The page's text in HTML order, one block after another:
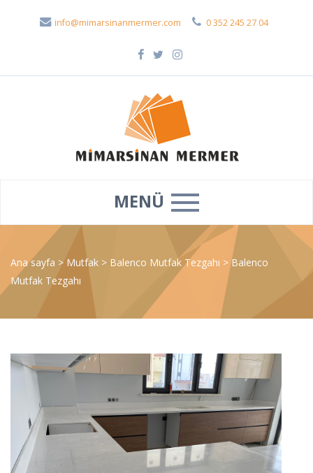
info@mimarsinanmermer.com 0 352 245 27 04
MENÜ
Ana sayfa > Mutfak > Balenco Mutfak Tezgahı >Balenco
Mutfak Tezgahı